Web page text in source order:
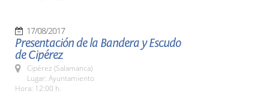
17/08/2017
Presentación de la Bandera y Escudo
de Cipérez
Cipérez (Salamanca)
Lugar: Ayuntamiento
Hora: 12:00 h.